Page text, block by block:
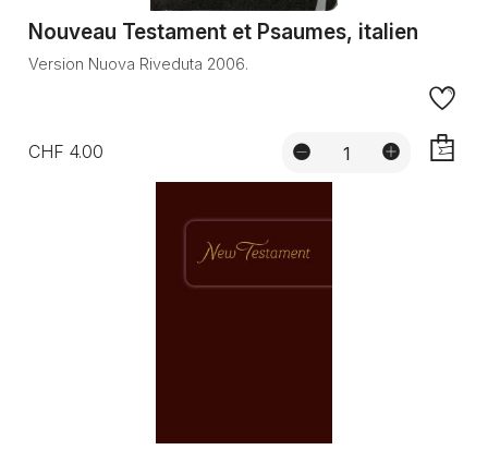
Nouveau Testament et Psaumes, italien
Version Nuova Riveduta 2006.
CHF 4.00